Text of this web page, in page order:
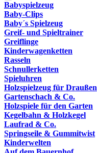
Babyspielzeug
Baby-Clips
Baby´s Spielzeug
Greif- und Spieltrainer
Greiflinge
Kinderwagenketten
Rasseln
Schnullerketten
Spieluhren
Holzspielzeug für Draußen
Gartenschach & Co.
Holzspiele für den Garten
Kegelbahn & Holzkegel
Laufrad & Co.
Springseile & Gummitwist
Kinderwelten